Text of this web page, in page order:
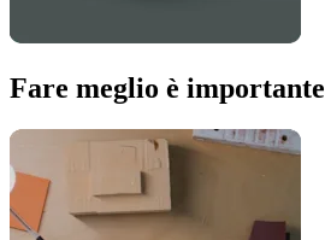
Fare meglio è importante